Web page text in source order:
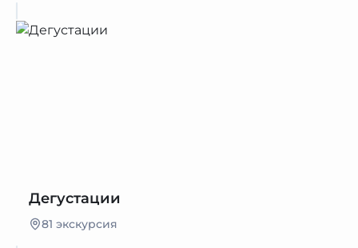
Дегустации
81 экскурсия